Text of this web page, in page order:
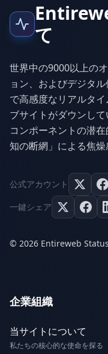
て
世界中の9000以上の
ョン、およびデジタ
で高感度なリアルタ
ブサイトがダウンし
コンポーネントの潜
知の断網」による焦燥
公式アカウント
一鍵シェア
© 2026 Entireweb
企業組織
当サイトについて
私たちの核心的な使命を探る